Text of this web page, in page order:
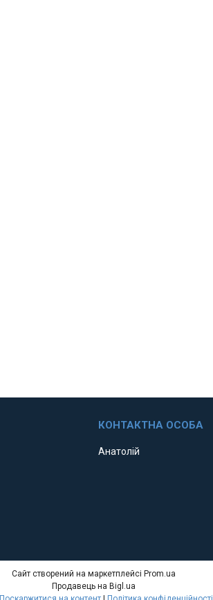
Анатолій
Сайт створений на маркетплейсі Prom.ua
Продавець на Bigl.ua